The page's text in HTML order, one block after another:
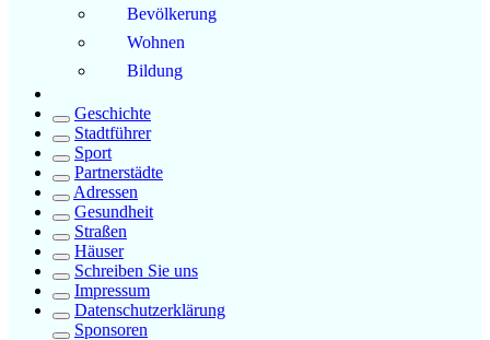
Bevölkerung
Wohnen
Bildung
Geschichte
Stadtführer
Sport
Partnerstädte
Adressen
Gesundheit
Straßen
Häuser
Schreiben Sie uns
Impressum
Datenschutzerklärung
Sponsoren